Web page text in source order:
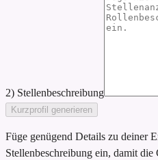
2) Stellenbeschreibung
Kurzprofil generieren
Füge genügend Details zu deiner
Stellenbeschreibung ein, damit